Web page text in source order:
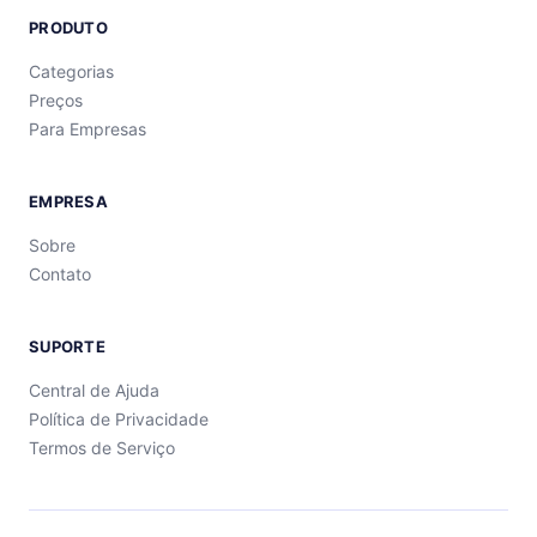
PRODUTO
Categorias
Preços
Para Empresas
EMPRESA
Sobre
Contato
SUPORTE
Central de Ajuda
Política de Privacidade
Termos de Serviço